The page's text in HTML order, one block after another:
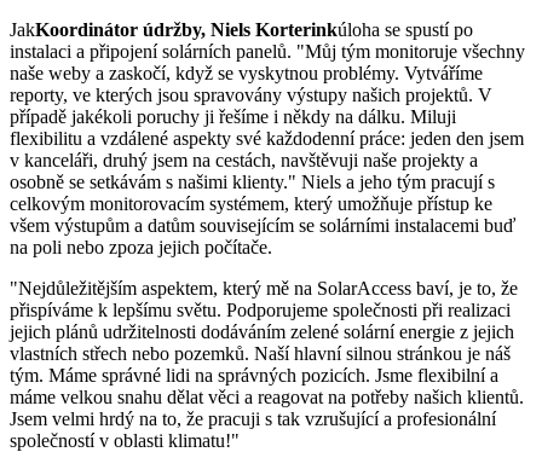
JakKoordinátor údržby, Niels Korterinkúloha se spustí po
instalaci a připojení solárních panelů. "Můj tým monitoruje všechny
naše weby a zaskočí, když se vyskytnou problémy. Vytváříme
reporty, ve kterých jsou spravovány výstupy našich projektů. V
případě jakékoli poruchy ji řešíme i někdy na dálku. Miluji
flexibilitu a vzdálené aspekty své každodenní práce: jeden den jsem
v kanceláři, druhý jsem na cestách, navštěvuji naše projekty a
osobně se setkávám s našimi klienty." Niels a jeho tým pracují s
celkovým monitorovacím systémem, který umožňuje přístup ke
všem výstupům a datům souvisejícím se solárními instalacemi buď
na poli nebo zpoza jejich počítače.
"Nejdůležitějším aspektem, který mě na SolarAccess baví, je to, že
přispíváme k lepšímu světu. Podporujeme společnosti při realizaci
jejich plánů udržitelnosti dodáváním zelené solární energie z jejich
vlastních střech nebo pozemků. Naší hlavní silnou stránkou je náš
tým. Máme správné lidi na správných pozicích. Jsme flexibilní a
máme velkou snahu dělat věci a reagovat na potřeby našich klientů.
Jsem velmi hrdý na to, že pracuji s tak vzrušující a profesionální
společností v oblasti klimatu!"